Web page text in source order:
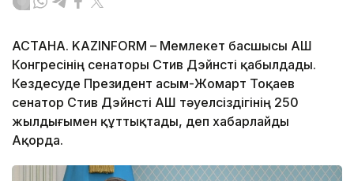
АСТАНА. KAZINFORM – Мемлекет басшысы АҚШ
Конгресінің сенаторы Стив Дэйнсті қабылдады.
Кездесуде Президент Қасым-Жомарт Тоқаев
сенатор Стив Дэйнсті АҚШ тәуелсіздігінің 250
жылдығымен құттықтады, деп хабарлайды
Ақорда.